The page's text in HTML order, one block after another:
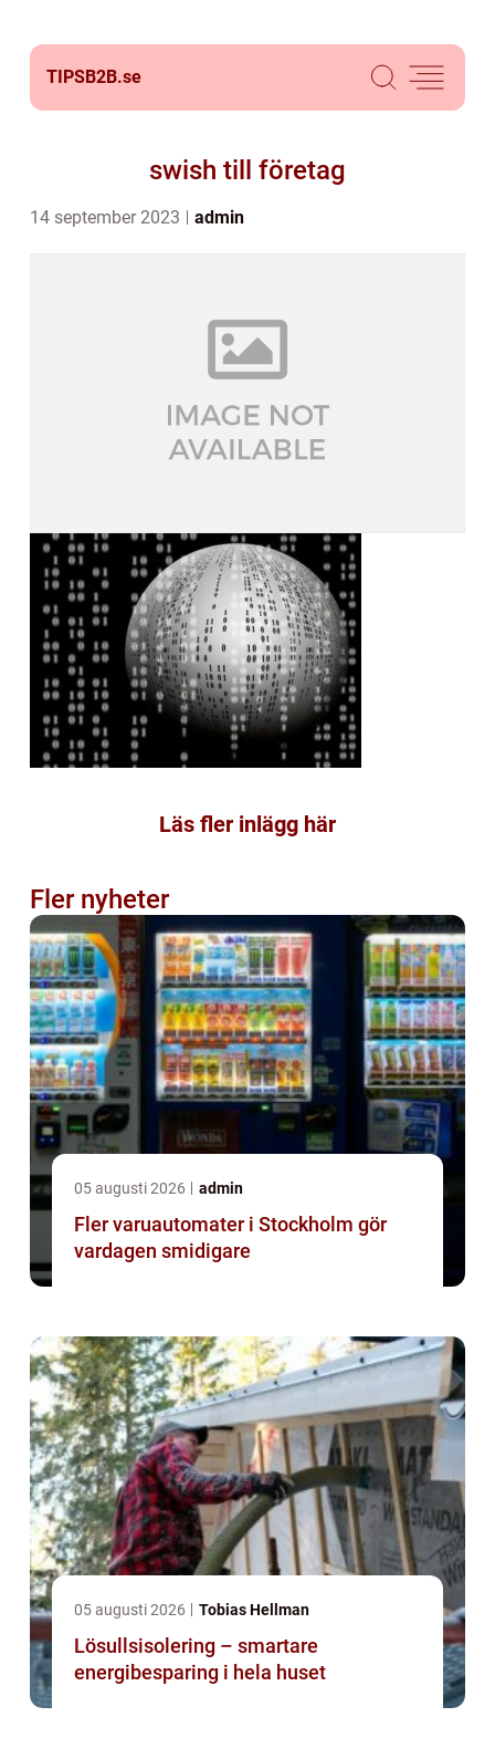
TIPSB2B.se
swish till företag
14 september 2023 admin
Läs fler inlägg här
Fler nyheter
05 augusti 2026 admin
Fler varuautomater i Stockholm gör
vardagen smidigare
05 augusti 2026 Tobias Hellman
Lösullsisolering – smartare
energibesparing i hela huset